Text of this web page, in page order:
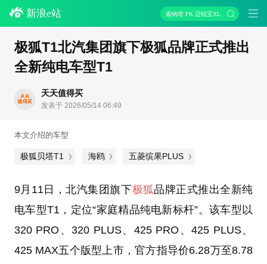
新浪e站 索纳塔 PK 迈锐宝XL
极狐T1北汽集团旗下极狐品牌正式推出
全新纯电车型T1
天天值得买
发表于 2026/05/14 06:49
本文介绍的车型
极狐贝塔T1 海鸥 五菱缤果PLUS
9月11日，北汽集团旗下极狐品牌正式推出全新纯
电车型T1，定位“家庭精品纯电新标杆”。该车型以
320 PRO、320 PLUS、425 PRO、425 PLUS、
425 MAX五个版型上市，官方指导价6.28万至8.78